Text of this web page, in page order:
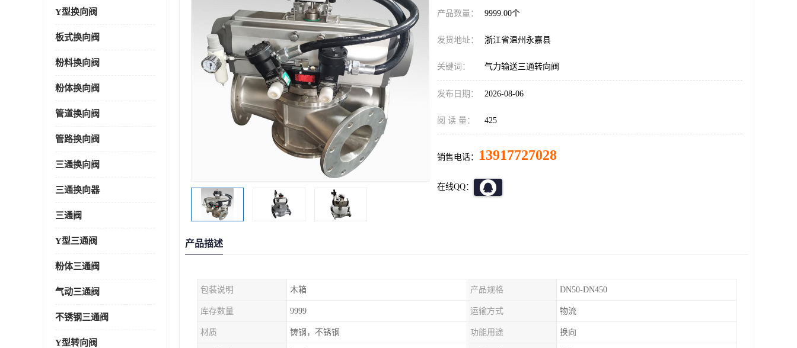
Y型换向阀
板式换向阀
粉料换向阀
粉体换向阀
管道换向阀
管路换向阀
三通换向阀
三通换向器
三通阀
Y型三通阀
粉体三通阀
气动三通阀
不锈钢三通阀
Y型转向阀
产品数量： 9999.00个
发货地址： 浙江省温州永嘉县
关键词： 气力输送三通转向阀
发布日期： 2026-08-06
阅 读 量： 425
销售电话： 13917727028
在线QQ：
产品描述
包装说明 木箱 产品规格 DN50-DN450
库存数量 9999 运输方式 物流
材质 铸钢，不锈钢 功能用途 换向